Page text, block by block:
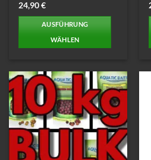
24,90€
AUSFÜHRUNG
WÄHLEN
weist
mehrere
Varianten
auf.
Die
Optionen
können